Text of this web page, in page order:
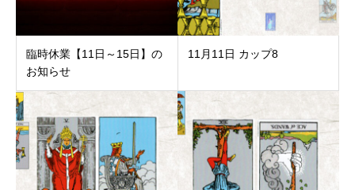
臨時休業【11日～15日】の
お知らせ
11月11日 カップ8